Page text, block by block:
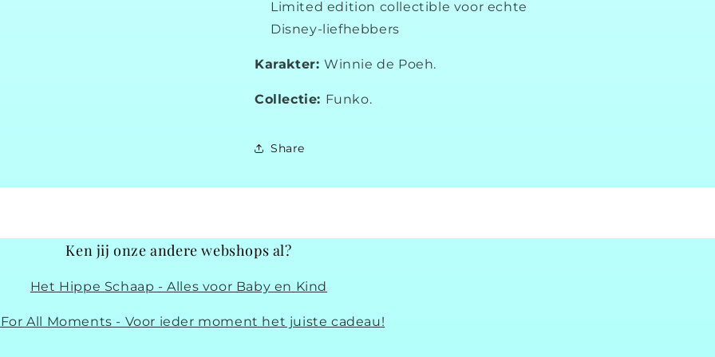
Limited edition collectible voor echte
Disney-liefhebbers
Karakter: Winnie de Poeh.
Collectie: Funko.
Share
Ken jij onze andere webshops al?
Het Hippe Schaap - Alles voor Baby en Kind
All Moments - Voor ieder moment het juiste cadeau!